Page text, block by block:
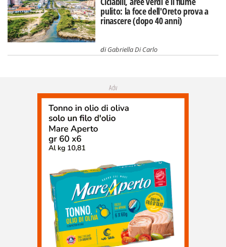
pulito: la foce dell'Oreto prova a
rinascere (dopo 40 anni)
diGabriella Di Carlo
Adv